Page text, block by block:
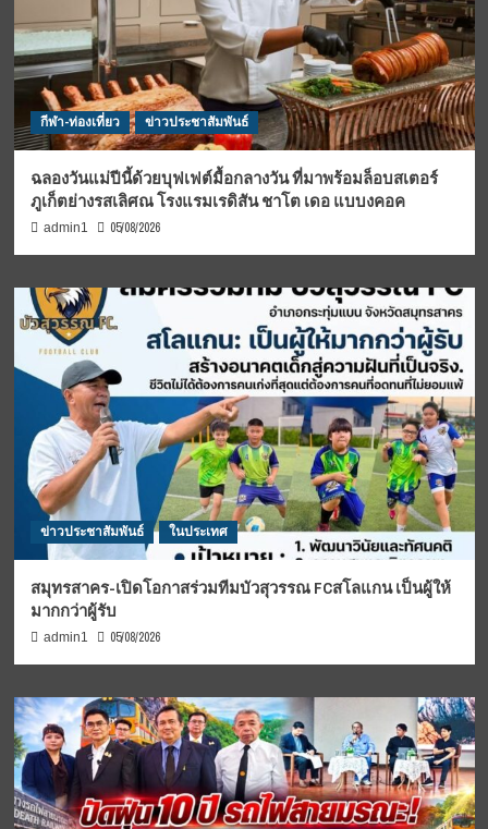
กีฬา-ท่องเที่ยว ข่าวประชาสัมพันธ์
ฉลองวันแม่ปีนี้ด้วยบุฟเฟต์มื้อกลางวัน ที่มาพร้อมล็อบสเตอร์
ภูเก็ตย่างรสเลิศณ โรงแรมเรดิสัน ชาโต เดอ แบบงคอค
admin1 05/08/2026
ข่าวประชาสัมพันธ์ ในประเทศ
สมุทรสาคร-เปิดโอกาสร่วมทีมบัวสุวรรณ FCสโลแกน เป็นผู้ให้
มากกว่าผู้รับ
admin1 05/08/2026